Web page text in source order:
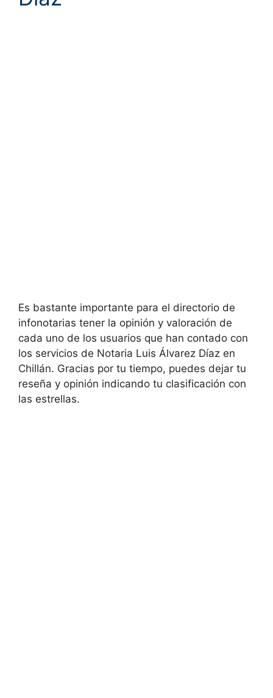
Es bastante importante para el directorio de
infonotarias tener la opinión y valoración de
cada uno de los usuarios que han contado con
los servicios de Notaria Luis Álvarez Díaz en
Chillán. Gracias por tu tiempo, puedes dejar tu
reseña y opinión indicando tu clasificación con
las estrellas.